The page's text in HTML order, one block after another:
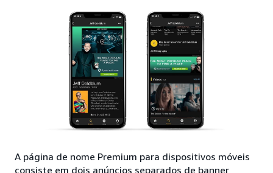
A página de nome Premium para dispositivos móveis
consiste em dois anúncios separados de banner